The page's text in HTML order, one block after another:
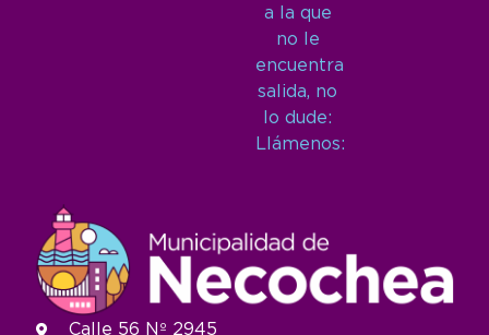
a la que
no le
encuentra
salida, no
lo dude:
Llámenos:
Calle 56 Nº 2945